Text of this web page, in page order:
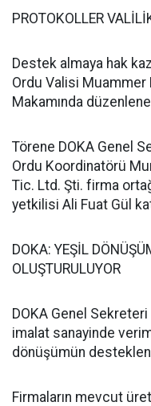
PROTOKOLLER
Destek almaya hak
Ordu Valisi Muammer
Makamında
Törene DOKA Genel
Ordu Koordinatörü
Tic. Ltd. Şti. firma
yetkilisi Ali Fuat Gül
DOKA: YEŞİL
OLUŞTURULUYOR
DOKA Genel
imalat sanayinde
dönüşümün
Firmaların mevcut